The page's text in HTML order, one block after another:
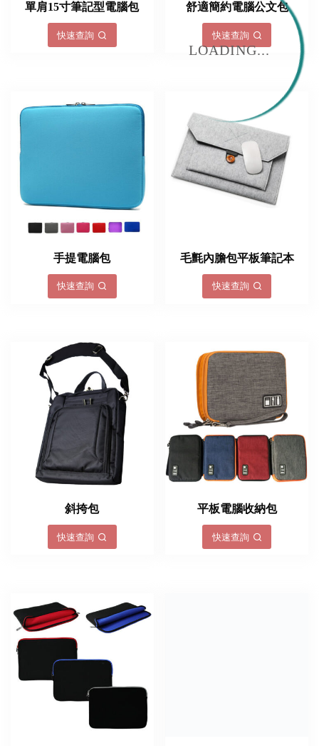
LOADING...
單肩15寸筆記型電腦包
快速查詢
舒適簡約電腦公文包
快速查詢
手提電腦包
快速查詢
毛氈內膽包平板筆記本
快速查詢
斜挎包
快速查詢
平板電腦收納包
快速查詢